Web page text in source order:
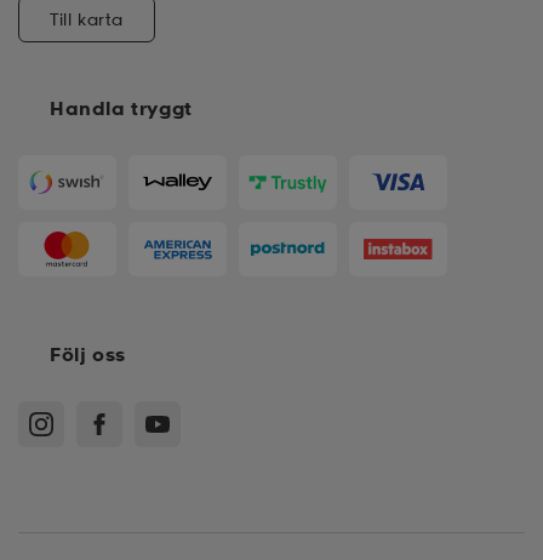
Handla tryggt
Till karta
Följ oss